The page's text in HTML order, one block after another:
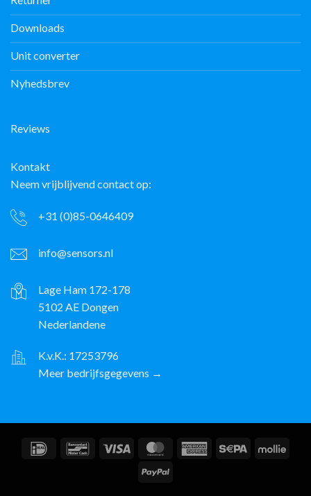
Downloads
Unit converter
Nyhedsbrev
Reviews
Kontakt
Neem vrijblijvend contact op:
+31 (0)85-0646409
info@sensors.nl
Lage Ham 172-178
5102 AE Dongen
Nederlandene
K.v.K.: 17253796
Meer bedrijfsgegevens →
IDeal BancontactVisum MasterCardAmerican Sepa Mollie
PayPal